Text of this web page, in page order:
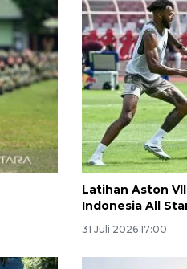
Latihan Aston
Indonesia All
31 Juli 2026 17:00
29 Juli 2026